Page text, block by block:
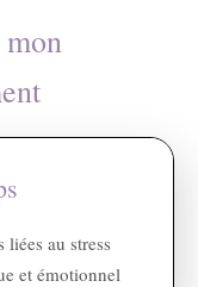
au stress
et émotionnel